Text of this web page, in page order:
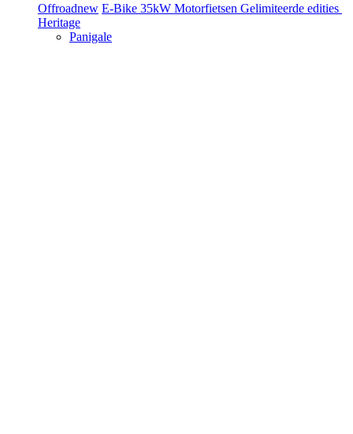
Offroadnew E-Bike 35kW Motorfietsen Gelimiteerde edities
Heritage
Panigale